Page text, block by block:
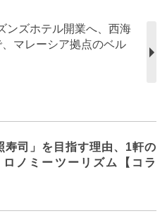
ンズホテル開業へ、西海
マレーシア拠点のベル
寿司」を目指す理由、1軒の
ノミーツーリズム【コラ